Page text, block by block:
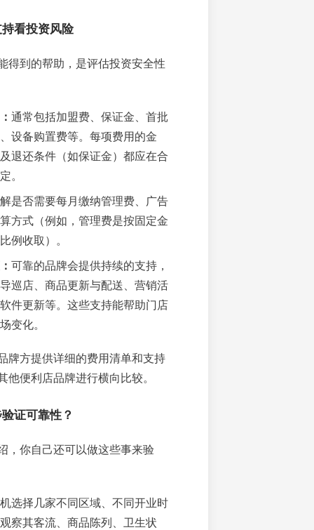
看投资风险
得到的帮助，是评估投资安全性
通常包括加盟费、保证金、首批
设备购置费等。每项费用的金
退还条件（如保证金）都应在合
。
是否需要每月缴纳管理费、广告
方式（例如，管理费是按固定金
例收取）。
可靠的品牌会提供持续的支持，
巡店、商品更新与配送、营销活
件更新等。这些支持能帮助门店
变化。
牌方提供详细的费用清单和支持
他便利店品牌进行横向比较。
证可靠性？
，你自己还可以做这些事来验
选择几家不同区域、不同开业时
察其客流、商品陈列、卫生状